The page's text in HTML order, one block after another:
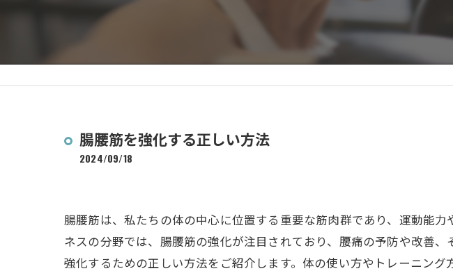
腸腰筋を強化する正しい方法
2024/09/18
腸腰筋は、私たちの体の中心に位置する重要な筋肉群であり、運動能
ネスの分野では、腸腰筋の強化が注目されており、腰痛の予防や改善
強化するための正しい方法をご紹介します。体の使い方やトレーニン